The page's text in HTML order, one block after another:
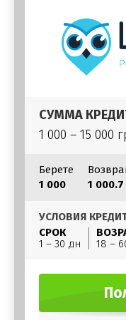
СУММА
1 000 – 15 000
Берете
1 000
1 000.7
УСЛОВИЯ
СРОК
1 – 30 дн
18 –